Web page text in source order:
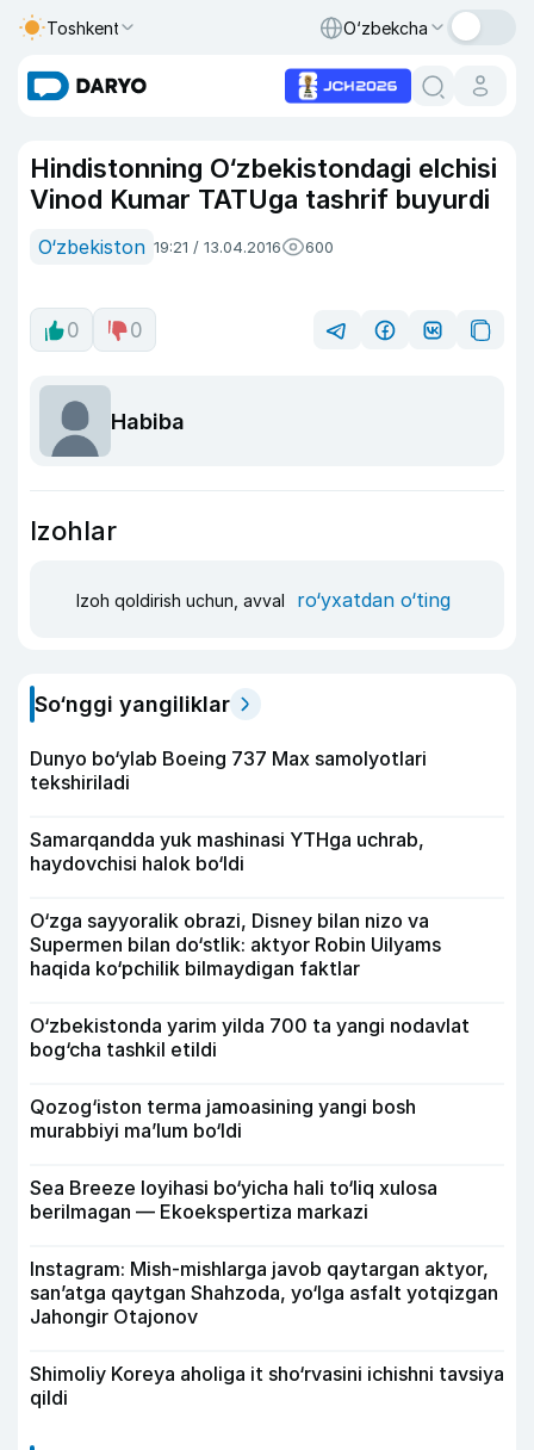
Toshkent O‘zbekcha
Hindistonning O‘zbekistondagi elchisi
Vinod Kumar TATUga tashrif buyurdi
O‘zbekiston 19:21 / 13.04.2016 600
0 0
Habiba
Izohlar
Izoh qoldirish uchun, avval ro‘yxatdan o‘ting
So‘nggi yangiliklar
Dunyo bo‘ylab Boeing 737 Max samolyotlari
tekshiriladi
Samarqandda yuk mashinasi YTHga uchrab,
haydovchisi halok bo‘ldi
O‘zga sayyoralik obrazi, Disney bilan nizo va
Supermen bilan do‘stlik: aktyor Robin Uilyams
haqida ko‘pchilik bilmaydigan faktlar
O‘zbekistonda yarim yilda 700 ta yangi nodavlat
bog‘cha tashkil etildi
Qozog‘iston terma jamoasining yangi bosh
murabbiyi ma’lum bo‘ldi
Sea Breeze loyihasi bo‘yicha hali to‘liq xulosa
berilmagan — Ekoekspertiza markazi
Instagram: Mish-mishlarga javob qaytargan aktyor,
san’atga qaytgan Shahzoda, yo‘lga asfalt yotqizgan
Jahongir Otajonov
Shimoliy Koreya aholiga it sho‘rvasini ichishni tavsiya
qildi